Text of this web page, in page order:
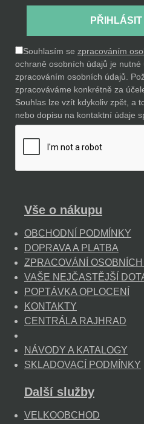
Souhlasím se zpracováním
ochraně osobních údajů je nutné
zpracováním osobních údajů.
zpracováváme konkrétně za
Souhlas lze vzít kdykoliv zpět, a
nebo dopisu na kontaktní údaje
Vše o nákupu
OBCHODNÍ PODMÍNKY
DOPRAVA A PLATBA
ZPRACOVÁNÍ
VAŠE NEJČASTĚJŠÍ
POPTÁVKA OPLOCENÍ
KONTAKTY
CENTRÁLA RAJHRAD
NÁVODY A KATALOGY
SKLADOVACÍ PODMÍNKY
Další služby
VELKOOBCHOD